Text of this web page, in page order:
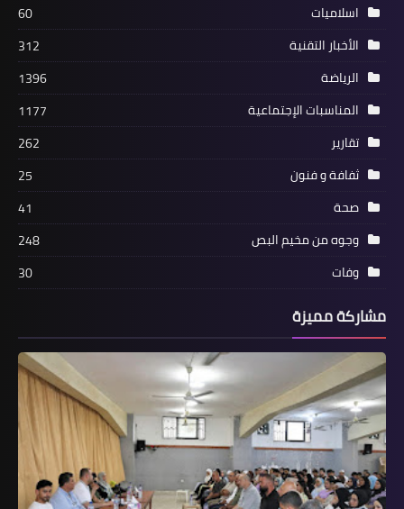
"مايكروسوفت" تكشف عن برنامج جديد
منافس لـ (Office)
أخبار فلسطين
النضال الشعبي بسوريا تشارك بفعالية
دعم وإسناد للأسرى المضربين عن الطعام
اسلاميات
60
الأخبار التقنية
312
الرياضة
1396
المناسبات الإجتماعية
1177
تقارير
262
ثفافة و فنون
25
صحة
41
وجوه من مخيم البص
248
وفات
30
مشاركة مميزة